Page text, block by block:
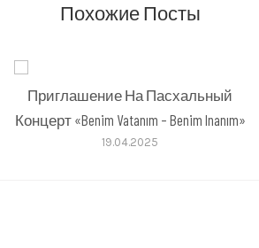
Похожие Посты
Приглашение На Пасхальный
Концерт «Benim Vatanım – Benim Inanım»
19.04.2025